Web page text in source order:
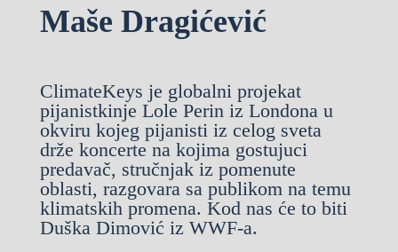
Maše Dragićević
ClimateKeys je globalni projekat
pijanistkinje Lole Perin iz Londona u
okviru kojeg pijanisti iz celog sveta
drže koncerte na kojima gostujuci
predavač, stručnjak iz pomenute
oblasti, razgovara sa publikom na temu
klimatskih promena. Kod nas će to biti
Duška Dimović iz WWF-a.